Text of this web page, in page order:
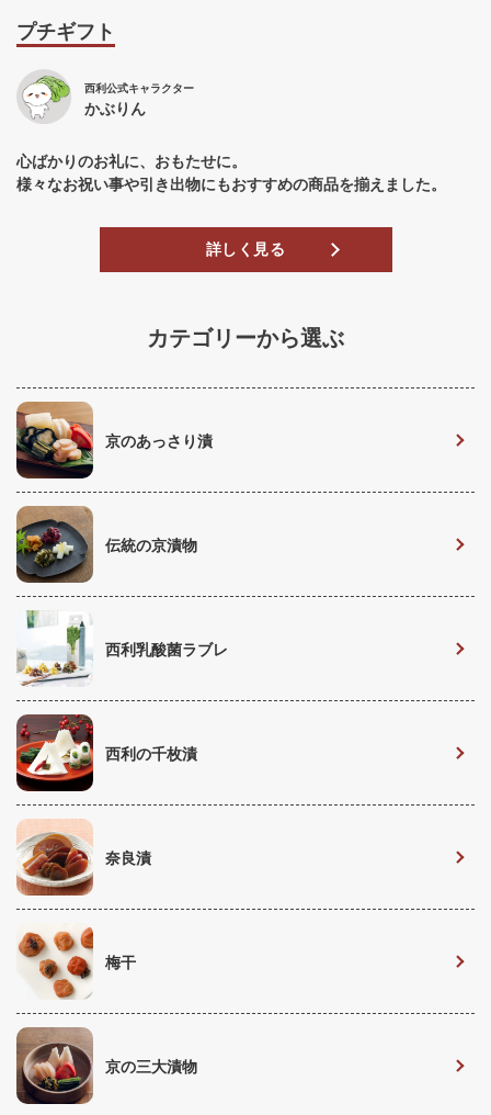
プチギフト
西利公式キャラクター
かぶりん
心ばかりのお礼に、おもたせに。
様々なお祝い事や引き出物にもおすすめの商品を揃えました。
詳しく見る
カテゴリーから選ぶ
京のあっさり漬
伝統の京漬物
西利乳酸菌ラブレ
西利の千枚漬
奈良漬
梅干
京の三大漬物